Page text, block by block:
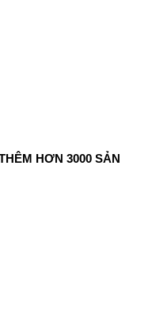
HƠN 3000 SẢN